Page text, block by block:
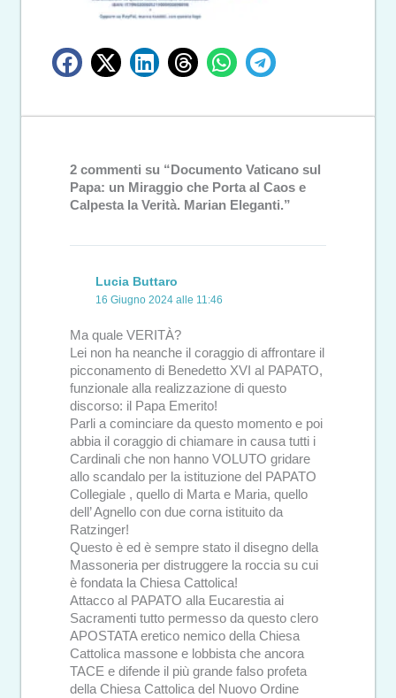
2 commenti su “Documento Vaticano sul
Papa: un Miraggio che Porta al Caos e
Calpesta la Verità. Marian Eleganti.”
Lucia Buttaro
16 Giugno 2024 alle 11:46
Ma quale VERITÀ?
Lei non ha neanche il coraggio di affrontare il
picconamento di Benedetto XVI al PAPATO,
funzionale alla realizzazione di questo
discorso: il Papa Emerito!
Parli a cominciare da questo momento e poi
abbia il coraggio di chiamare in causa tutti i
Cardinali che non hanno VOLUTO gridare
allo scandalo per la istituzione del PAPATO
Collegiale , quello di Marta e Maria, quello
dell’ Agnello con due corna istituito da
Ratzinger!
Questo è ed è sempre stato il disegno della
Massoneria per distruggere la roccia su cui
è fondata la Chiesa Cattolica!
Attacco al PAPATO alla Eucarestia ai
Sacramenti tutto permesso da questo clero
APOSTATA eretico nemico della Chiesa
Cattolica massone e lobbista che ancora
TACE e difende il più grande falso profeta
della Chiesa Cattolica del Nuovo Ordine